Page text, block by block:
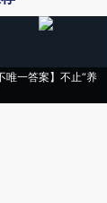
唯一答案】不止“养